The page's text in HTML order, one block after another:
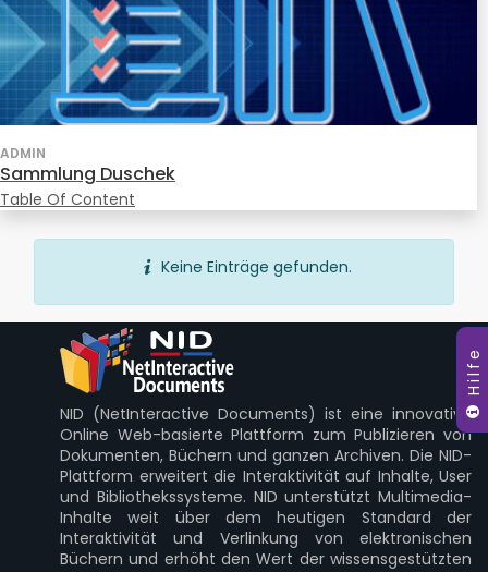
Hilfe
ADMIN
Sammlung Duschek
Table Of Content
Keine Einträge gefunden.
NID (NetInteractive Documents) ist eine innovative
Online Web-basierte Plattform zum Publizieren von
Dokumenten, Büchern und ganzen Archiven. Die NID-
Plattform erweitert die Interaktivität auf Inhalte, User
und Bibliothekssysteme. NID unterstützt Multimedia-
Inhalte weit über dem heutigen Standard der
Interaktivität und Verlinkung von elektronischen
Büchern und erhöht den Wert der wissensgestützten